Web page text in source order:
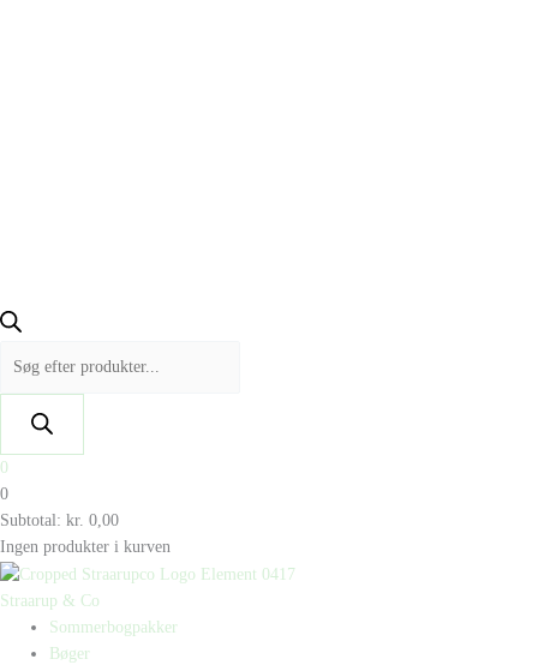
0
0
Subtotal: kr. 0,00
Ingen produkter i kurven
Straarup & Co
Sommerbogpakker
Bøger